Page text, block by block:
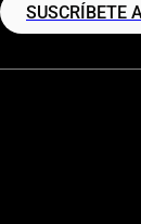
SUSCRÍBETE